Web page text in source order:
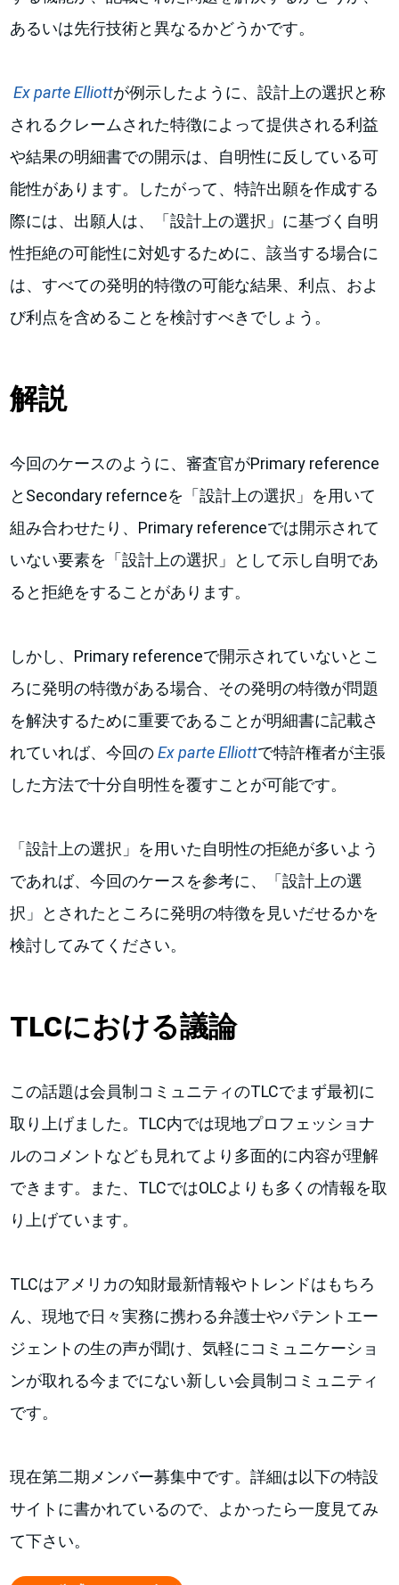
あるいは先行技術と異なるかどうかです。
Ex parte Elliottが例示したように、設計上の選択と称
されるクレームされた特徴によって提供される利益
や結果の明細書での開示は、自明性に反している可
能性があります。したがって、特許出願を作成する
際には、出願人は、「設計上の選択」に基づく自明
性拒絶の可能性に対処するために、該当する場合に
は、すべての発明的特徴の可能な結果、利点、およ
び利点を含めることを検討すべきでしょう。
解説
今回のケースのように、審査官がPrimary reference
とSecondary refernceを「設計上の選択」を用いて
組み合わせたり、Primary referenceでは開示されて
いない要素を「設計上の選択」として示し自明であ
ると拒絶をすることがあります。
しかし、Primary referenceで開示されていないとこ
ろに発明の特徴がある場合、その発明の特徴が問題
を解決するために重要であることが明細書に記載さ
れていれば、今回のEx parte Elliottで特許権者が主張
した方法で十分自明性を覆すことが可能です。
「設計上の選択」を用いた自明性の拒絶が多いよう
であれば、今回のケースを参考に、「設計上の選
択」とされたところに発明の特徴を見いだせるかを
検討してみてください。
TLCにおける議論
この話題は会員制コミュニティのTLCでまず最初に
取り上げました。TLC内では現地プロフェッショナ
ルのコメントなども見れてより多面的に内容が理解
できます。また、TLCではOLCよりも多くの情報を取
り上げています。
TLCはアメリカの知財最新情報やトレンドはもちろ
ん、現地で日々実務に携わる弁護士やパテントエー
ジェントの生の声が聞け、気軽にコミュニケーショ
ンが取れる今までにない新しい会員制コミュニティ
です。
現在第二期メンバー募集中です。詳細は以下の特設
サイトに書かれているので、よかったら一度見てみ
て下さい。